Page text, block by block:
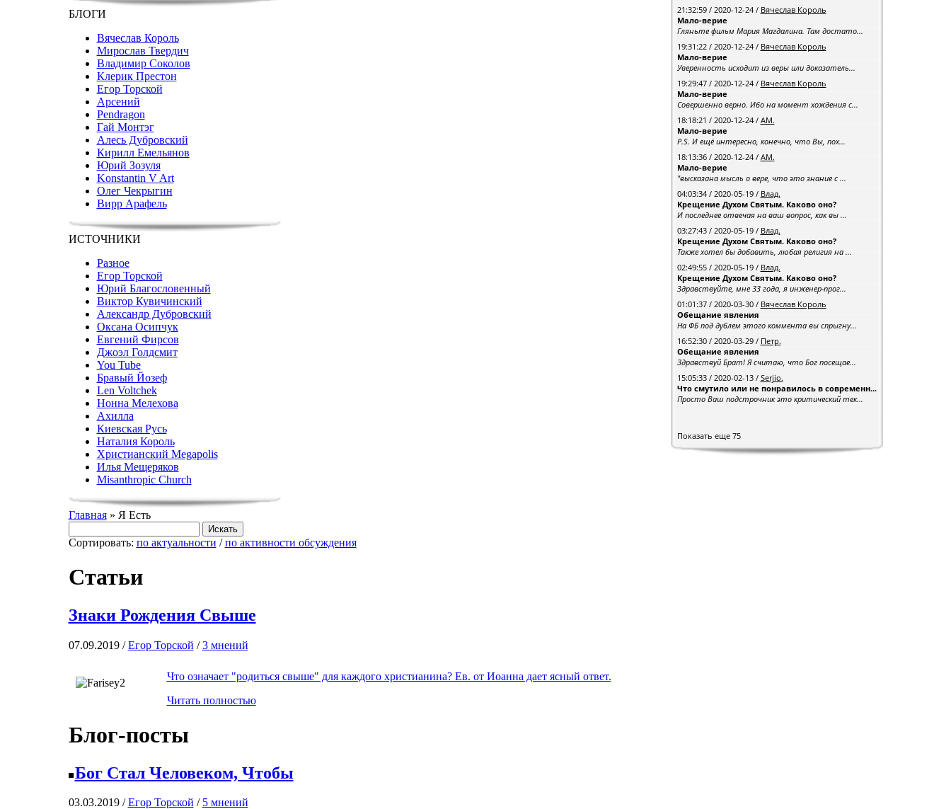
БЛОГИ
Вячеслав Король
Мирослав Твердич
Владимир Соколов
Клерик Престон
Егор Topской
Арсений
Pendragon
Гай Монтэг
Алесь Дубровский
Кирилл Емельянов
Юрий Зозуля
Konstantin V Art
Олег Чекрыгин
Вирр Арафель
ИСТОЧНИКИ
Разное
Егор Торской
Юрий Благословенный
Виктор Кувичинский
Александр Дубровский
Оксана Осипчук
Евгений Фирсов
Джоэл Голдсмит
You Tube
Бравый Йозеф
Len Voltchek
Нонна Мелехова
Ахилла
Киевская Русь
Наталия Король
Христианский Megapolis
Илья Мещеряков
Misanthropic Church
Главная» Я Есть
Сортировать: по актуальности /по активности обсуждения
Статьи
Знаки Рождения Свыше
07.09.2019 /Егор Topской /3 мнений
Что означает "родиться свыше" для каждого христианина? Ев. от Иоанна дает ясный ответ.
Читать полностью
Блог-посты
Бог Стал Человеком, Чтобы
03.03.2019 /Егор Topской / 5 мнений
21:32:59 / 2020-12-24 / Вячеслав Король
Мало-верие
Гляньте фильм Мария Магдалина. Там достато...
19:31:22 / 2020-12-24 / Вячеслав Король
Мало-верие
Уверенность исходит из веры или доказатель...
19:29:47 / 2020-12-24 / Вячеслав Король
Мало-верие
Совершенно верно. Ибо на момент хождения с...
18:18:21 / 2020-12-24 / АМ.
Мало-верие
P.S. И ещё интересно, конечно, что Вы, пох...
18:13:36 / 2020-12-24 / АМ.
Мало-верие
"высказана мысль о вере, что это знание с ...
04:03:34 / 2020-05-19 / Влад.
Крещение Духом Святым. Каково оно?
И последнее отвечая на ваш вопрос, как вы ...
03:27:43 / 2020-05-19 / Влад.
Крещение Духом Святым. Каково оно?
Также хотел бы добавить, любая религия на ...
02:49:55 / 2020-05-19 / Влад.
Крещение Духом Святым. Каково оно?
Здравствуйте, мне 33 года, я инженер-прог...
01:01:37 / 2020-03-30 / Вячеслав Король
Обещание явления
На ФБ под дублем этого коммента вы спрыгну...
16:52:30 / 2020-03-29 / Петр.
Обещание явления
Здравствуй Брат! Я считаю, что Бог посещае...
15:05:33 / 2020-02-13 / Serjio.
Что смутило или не понравилось в современн...
Просто Ваш подстрочник это критический тек...
Показать еще 75